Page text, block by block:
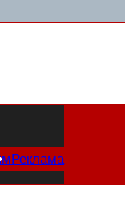
Реклама